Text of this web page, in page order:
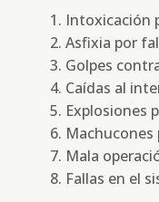
Intoxicación
Asfixia por
Golpes
Caídas al
Explosiones
Mala
Fallas en el